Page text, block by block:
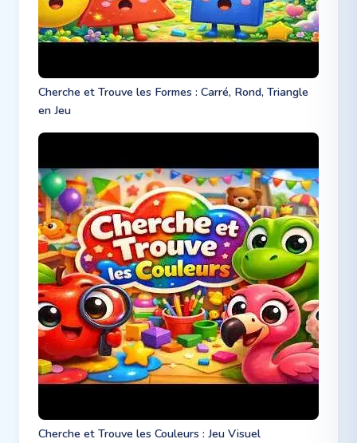
Cherche et Trouve les Formes : Carré, Rond, Triangle
en Jeu
Cherche et Trouve les Couleurs : Jeu Visuel